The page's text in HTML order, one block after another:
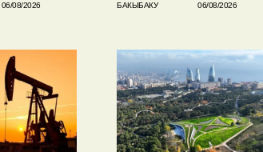
06/08/2026 БАКЫБАКУ 06/08/2026